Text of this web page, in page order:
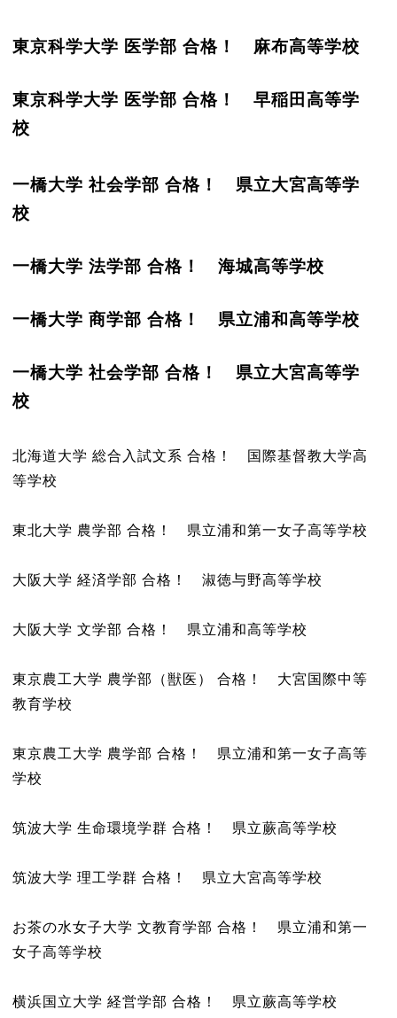
東京科学大学 医学部 合格！ 麻布高等学校
東京科学大学 医学部 合格！ 早稲田高等学
校
一橋大学 社会学部 合格！ 県立大宮高等学
校
一橋大学 法学部 合格！ 海城高等学校
一橋大学 商学部 合格！ 県立浦和高等学校
一橋大学 社会学部 合格！ 県立大宮高等学
校
北海道大学 総合入試文系 合格！ 国際基督教大学高
等学校
東北大学 農学部 合格！ 県立浦和第一女子高等学校
大阪大学 経済学部 合格！ 淑徳与野高等学校
大阪大学 文学部 合格！ 県立浦和高等学校
東京農工大学 農学部（獣医） 合格！ 大宮国際中等
教育学校
東京農工大学 農学部 合格！ 県立浦和第一女子高等
学校
筑波大学 生命環境学群 合格！ 県立蕨高等学校
筑波大学 理工学群 合格！ 県立大宮高等学校
お茶の水女子大学 文教育学部 合格！ 県立浦和第一
女子高等学校
横浜国立大学 経営学部 合格！ 県立蕨高等学校